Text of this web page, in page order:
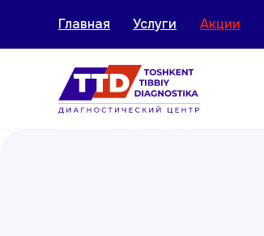
Главная Услуги Акции